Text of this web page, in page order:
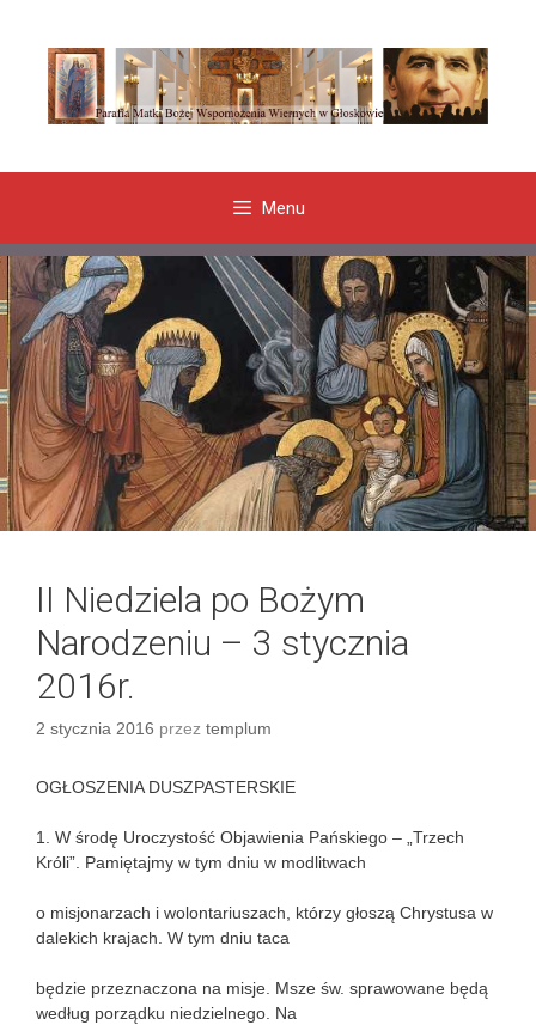
Menu
II Niedziela po Bożym
Narodzeniu – 3 stycznia
2016r.
2 stycznia 2016 przez templum
OGŁOSZENIA DUSZPASTERSKIE
1. W środę Uroczystość Objawienia Pańskiego – „Trzech
Króli”. Pamiętajmy w tym dniu w modlitwach
o misjonarzach i wolontariuszach, którzy głoszą Chrystusa w
dalekich krajach. W tym dniu taca
będzie przeznaczona na misje. Msze św. sprawowane będą
według porządku niedzielnego. Na